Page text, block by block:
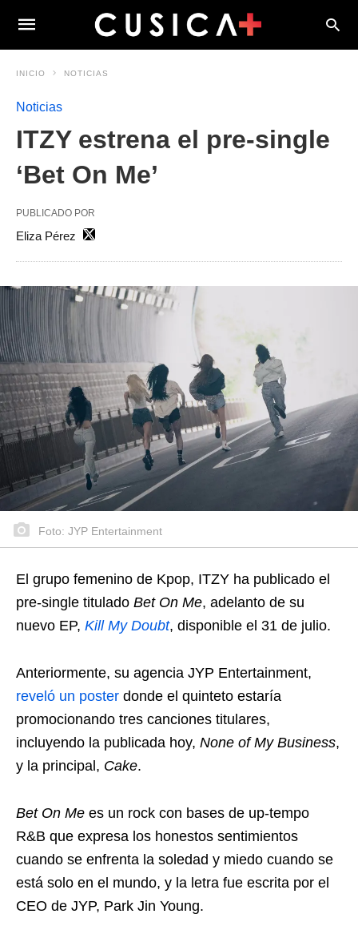
INICIO NOTICIAS
Noticias
ITZY estrena el pre-single
‘Bet On Me’
PUBLICADO POR
Eliza Pérez
Foto: JYP Entertainment
El grupo femenino de Kpop, ITZY ha publicado el
pre-single titulado Bet On Me, adelanto de su
nuevo EP, Kill My Doubt, disponible el 31 de julio.
Anteriormente, su agencia JYP Entertainment,
reveló un poster donde el quinteto estaría
promocionando tres canciones titulares,
incluyendo la publicada hoy, None of My Business,
y la principal, Cake.
Bet On Me es un rock con bases de up-tempo
R&B que expresa los honestos sentimientos
cuando se enfrenta la soledad y miedo cuando se
está solo en el mundo, y la letra fue escrita por el
CEO de JYP, Park Jin Young.